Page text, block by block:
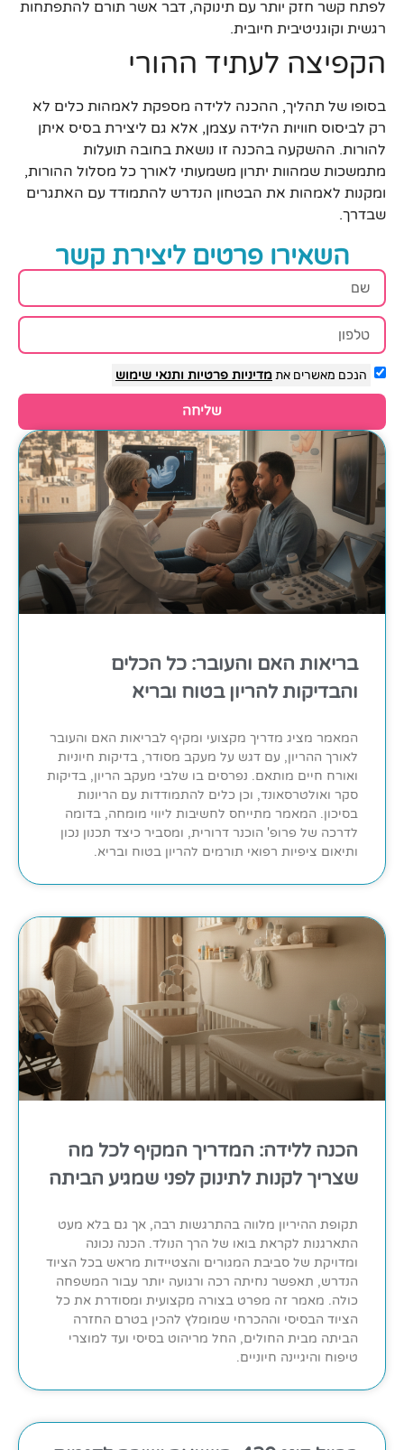
לפתח קשר חזק יותר עם תינוקה, דבר אשר תורם להתפתחות
רגשית וקוגניטיבית חיובית.
הקפיצה לעתיד ההורי
בסופו של תהליך, ההכנה ללידה מספקת לאמהות כלים לא
רק לביסוס חוויות הלידה עצמן, אלא גם ליצירת בסיס איתן
להורות. ההשקעה בהכנה זו נושאת בחובה תועלות
מתמשכות שמהוות יתרון משמעותי לאורך כל מסלול ההורות,
ומקנות לאמהות את הבטחון הנדרש להתמודד עם האתגרים
שבדרך.
השאירו פרטים ליצירת קשר
הנכם מאשרים אתמדיניות פרטיות ותנאי שימוש
שליחה
בריאות האם והעובר: כל הכלים
והבדיקות להריון בטוח ובריא
המאמר מציג מדריך מקצועי ומקיף לבריאות האם והעובר
לאורך ההריון, עם דגש על מעקב מסודר, בדיקות חיוניות
ואורח חיים מותאם. נפרסים בו שלבי מעקב הריון, בדיקות
סקר ואולטרסאונד, וכן כלים להתמודדות עם הריונות
בסיכון. המאמר מתייחס לחשיבות ליווי מומחה, בדומה
לדרכה של פרופ' הוכנר דרורית, ומסביר כיצד תכנון נכון
ותיאום ציפיות רפואי תורמים להריון בטוח ובריא.
הכנה ללידה: המדריך המקיף לכל מה
שצריך לקנות לתינוק לפני שמגיע הביתה
תקופת ההיריון מלווה בהתרגשות רבה, אך גם בלא מעט
התארגנות לקראת בואו של הרך הנולד. הכנה נכונה
ומדויקת של סביבת המגורים והצטיידות מראש בכל הציוד
הנדרש, תאפשר נחיתה רכה ורגועה יותר עבור המשפחה
כולה. מאמר זה מפרט בצורה מקצועית ומסודרת את כל
הציוד הבסיסי וההכרחי שמומלץ להכין בטרם החזרה
הביתה מבית החולים, החל מריהוט בסיסי ועד למוצרי
טיפוח והיגיינה חיוניים.